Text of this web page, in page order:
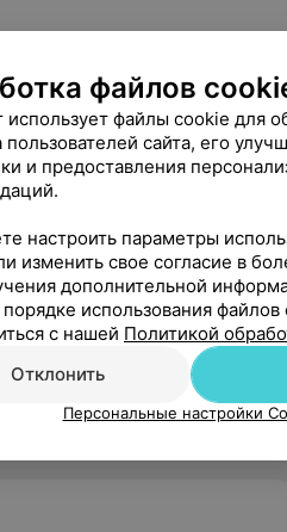
БелМАПО по теме
периодонта»;
стоматологических
Беларусь».
терапевтом
городская
файлов
использует файлы cookie для
пользователей сайта, его
и предоставления
настроить параметры
изменить свое согласие в
дополнительной
порядке использования
с нашей Политикой
Отклонить
Персональные настройки